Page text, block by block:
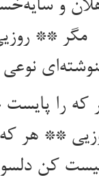
و
مگر **
نوعی
که را پایست
** هر که
کن